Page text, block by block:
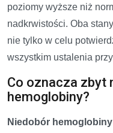
poziomy wyższe niż
nadkrwistości. Oba
nie tylko w celu
wszystkim ustalenia
Co oznacza zbyt
hemoglobiny?
Niedobór